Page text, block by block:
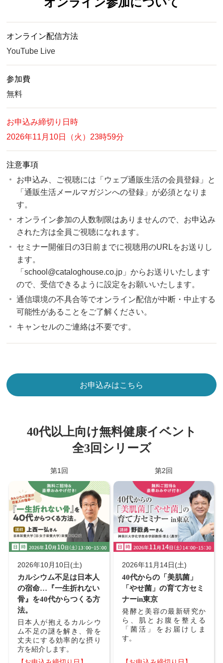
オンライン配信方法
YouTube Live
参加費
無料
お申込み締切り日時
2026年11月10日（火）23時59分
注意事項
お申込み、ご視聴には「ウェブ通販生活の会員登録」と
「通販生活メールマガジンへの登録」が必須となりま
す。
オンライン参加の人数制限はありませんので、お申込み
された方は全員ご視聴になれます。
セミナー開催日の3日前までに視聴用のURLをお送りし
ます。
「school@cataloghouse.co.jp」からお送りいたします
ので、受信できるように設定をお願いいたします。
通信環境の不具合等でオンライン配信が中断・中止する
可能性があることをご了解ください。
キャンセルのご連絡は不要です。
お申込みはこちら
40代以上向け無料健康イベント
全3回シリーズ
第1回
2026年10月10日(土)
カルシウム不足は日本人
の宿命…『一生折れない
骨』を40代からつくる方
法。
日本人が抱えるカルシウ
ム不足の謎を解き、骨を
丈夫にする効率的な摂り
方を紹介します。
第2回
2026年11月14日(土)
40代からの「美肌菌」
「やせ菌」の育て方セミ
ナーin東京
発酵と美容の最新研究か
ら、肌とお腹を整える
「菌活」をお届けしま
す。